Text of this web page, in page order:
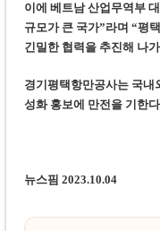
이에 베트남 산업무역부
규모가 큰 국가”라며 “평
긴밀한 협력을 추진해 나
경기평택항만공사는 국내
성화 홍보에 만전을 기한
뉴스핌 2023.10.04